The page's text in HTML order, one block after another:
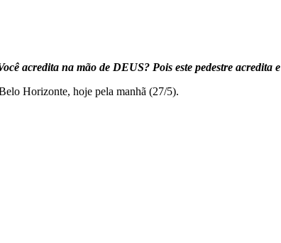
acredita na mão de DEUS? Pois este pedestre acredita
Horizonte, hoje pela manhã (27/5).